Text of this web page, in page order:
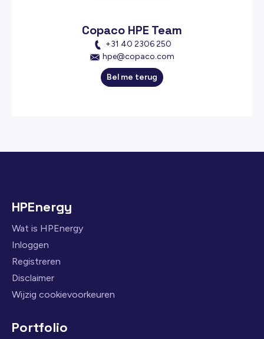
Copaco HPE Team
+31 40 2306 250
hpe@copaco.com
Bel me terug
HPEnergy
Wat is HPEnergy
Inloggen
Registreren
Disclaimer
Wijzig cookievoorkeuren
Portfolio